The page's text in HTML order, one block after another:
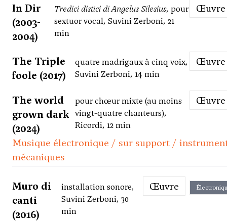
In Dir
(2003-
2004)
Tredici distici di Angelus Silesius, pour
sextuor vocal, Suvini Zerboni, 21
min
Œuvre
The Triple
foole (2017)
quatre madrigaux à cinq voix,
Suvini Zerboni, 14 min
Œuvre
The world
grown dark
(2024)
pour chœur mixte (au moins
vingt-quatre chanteurs),
Ricordi, 12 min
Œuvre
Musique électronique / sur support /
mécaniques
Muro di
canti
(2016)
installation sonore,
Suvini Zerboni, 30
min
Œuvre